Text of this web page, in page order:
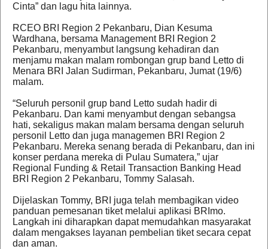
Cinta” dan lagu hita lainnya.
RCEO BRI Region 2 Pekanbaru, Dian Kesuma
Wardhana, bersama Management BRI Region 2
Pekanbaru, menyambut langsung kehadiran dan
menjamu makan malam rombongan grup band Letto di
Menara BRI Jalan Sudirman, Pekanbaru, Jumat (19/6)
malam.
“Seluruh personil grup band Letto sudah hadir di
Pekanbaru. Dan kami menyambut dengan sebangsa
hati, sekaligus makan malam bersama dengan seluruh
personil Letto dan juga managemen BRI Region 2
Pekanbaru. Mereka senang berada di Pekanbaru, dan ini
konser perdana mereka di Pulau Sumatera,” ujar
Regional Funding & Retail Transaction Banking Head
BRI Region 2 Pekanbaru, Tommy Salasah.
Dijelaskan Tommy, BRI juga telah membagikan video
panduan pemesanan tiket melalui aplikasi BRImo.
Langkah ini diharapkan dapat memudahkan masyarakat
dalam mengakses layanan pembelian tiket secara cepat
dan aman.